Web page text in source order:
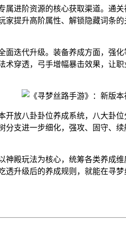
进阶资源的核心获取渠道。通
家提升高阶属性、解锁隐藏词条
迭代升级。装备养成方面，强
穿透，弓手增幅暴击效果，让
开放八卦卦位养成系统，八大卦
支进一步细化，强攻、固守、
殿玩法为核心，统筹各类养成
升级后的养成规则，就能在寻